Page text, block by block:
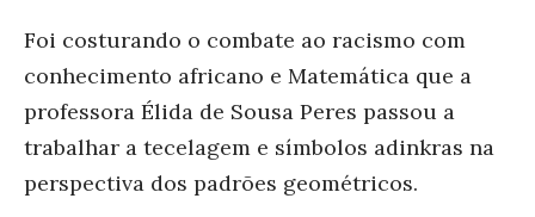
Foi costurando o combate ao racismo com
conhecimento africano e Matemática que a
professora Élida de Sousa Peres passou a
trabalhar a tecelagem e símbolos adinkras na
perspectiva dos padrões geométricos.